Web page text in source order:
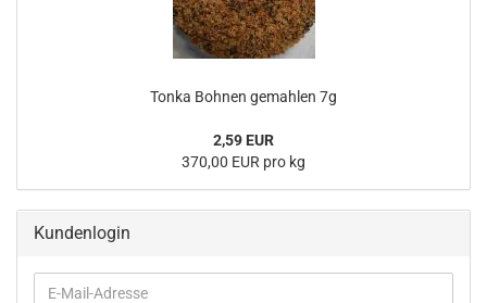
Tonka Bohnen gemahlen 7g
2,59 EUR
370,00 EUR pro kg
Kundenlogin
E-